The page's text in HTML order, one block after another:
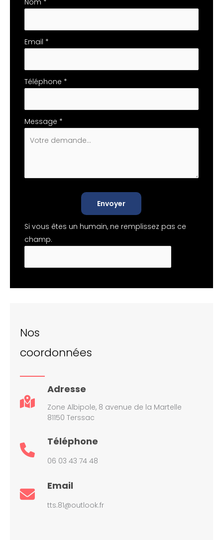
Nom *
Email *
Téléphone *
Message *
Envoyer
Si vous êtes un humain, ne remplissez pas ce
champ.
Nos
coordonnées
Adresse
Zone Albipole, 8 avenue de la Martelle
81150 Terssac
Téléphone
06 03 43 74 48
Email
tts.81@outlook.fr